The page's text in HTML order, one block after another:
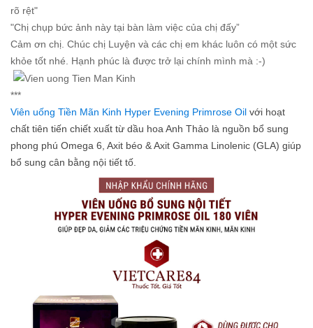
rõ rệt"
"Chị chụp bức ảnh này tại bàn làm việc của chị đấy”
Cảm ơn chị. Chúc chị Luyện và các chị em khác luôn có một sức
khỏe tốt nhé. Hạnh phúc là được trở lại chính mình mà :-)
***
Viên uống Tiền Mãn Kinh Hyper Evening Primrose Oil với hoạt
chất tiên tiến chiết xuất từ dầu hoa Anh Thảo là nguồn bổ sung
phong phú Omega 6, Axit béo & Axit Gamma Linolenic (GLA) giúp
bổ sung cân bằng nội tiết tố.